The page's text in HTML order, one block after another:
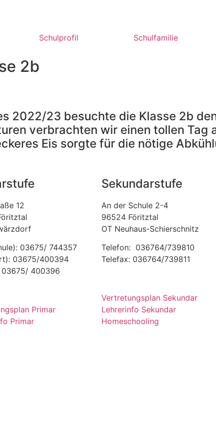
Schulprofil Schulfamilie
2b
2022/23 besuchte die Klasse 2b
verbrachten wir einen tollen Tag
Eis sorgte für die nötige
12
03675/ 744357
03675/400394
03675/ 400396
Primar
Primar
Sekundarstufe
An der Schule 2-4
96524 Föritztal
OT Neuhaus-Schierschnitz
Telefon: 036764/739810
Telefax: 036764/739811
Vertretungsplan Sekundar
Lehrerinfo Sekundar
Homeschooling